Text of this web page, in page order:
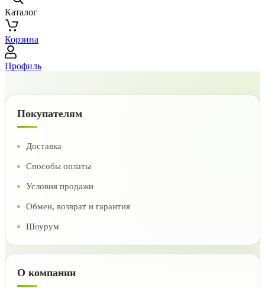
Каталог
Корзина
Профиль
Покупателям
Доставка
Способы оплаты
Условия продажи
Обмен, возврат и гарантия
Шоурум
О компании